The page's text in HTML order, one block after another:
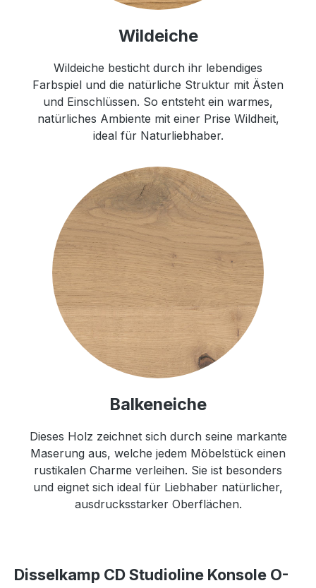
Wildeiche
Wildeiche besticht durch ihr lebendiges
Farbspiel und die natürliche Struktur mit Ästen
und Einschlüssen. So entsteht ein warmes,
natürliches Ambiente mit einer Prise Wildheit,
ideal für Naturliebhaber.
Balkeneiche
Dieses Holz zeichnet sich durch seine markante
Maserung aus, welche jedem Möbelstück einen
rustikalen Charme verleihen. Sie ist besonders
und eignet sich ideal für Liebhaber natürlicher,
ausdrucksstarker Oberflächen.
Disselkamp CD Studioline Konsole O-